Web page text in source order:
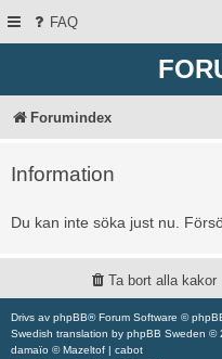
FAQ
Forumindex
Information
Du kan inte söka just nu.
Ta bort alla kakor
Drivs av phpBB® Forum Software ©
Swedish translation by phpBB Sweden ©
damaïo ©Mazeltof | cabot